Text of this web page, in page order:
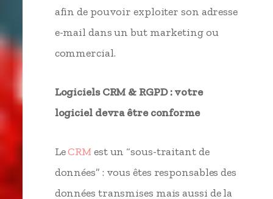
afin de pouvoir exploiter son adresse
e-mail dans un but marketing ou
commercial.
Logiciels CRM & RGPD : votre
logiciel devra être conforme
LeCRM est un “sous-traitant de
données” : vous êtes responsables des
données transmises mais aussi de la